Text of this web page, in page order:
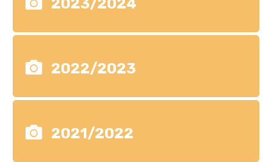
2023/2024
2022/2023
2021/2022